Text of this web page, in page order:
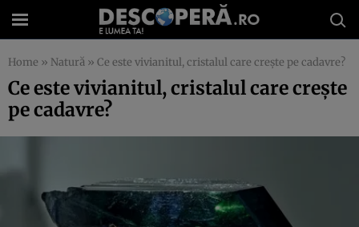
Home » Natură » Ce este vivianitul, cristalul care crește pe cadavre?
Ce este vivianitul, cristalul care crește
pe cadavre?